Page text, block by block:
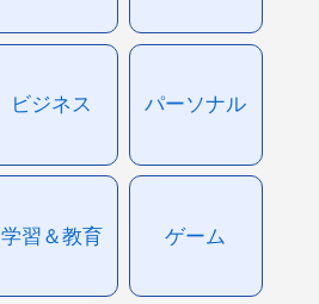
ビジネス パーソナル
学習＆教育 ゲーム